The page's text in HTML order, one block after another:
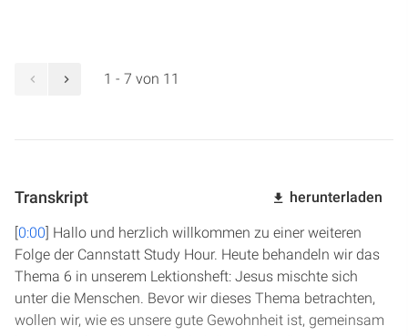
1 - 7 von 11
Transkript herunterladen
[0:00] Hallo und herzlich willkommen zu einer weiteren
Folge der Cannstatt Study Hour. Heute behandeln wir das
Thema 6 in unserem Lektionsheft: Jesus mischte sich
unter die Menschen. Bevor wir dieses Thema betrachten,
wollen wir, wie es unsere gute Gewohnheit ist, gemeinsam